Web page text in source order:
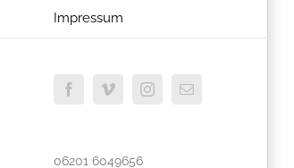
Impressum
FacebookVimeoInstagram
E-
06201 6049656